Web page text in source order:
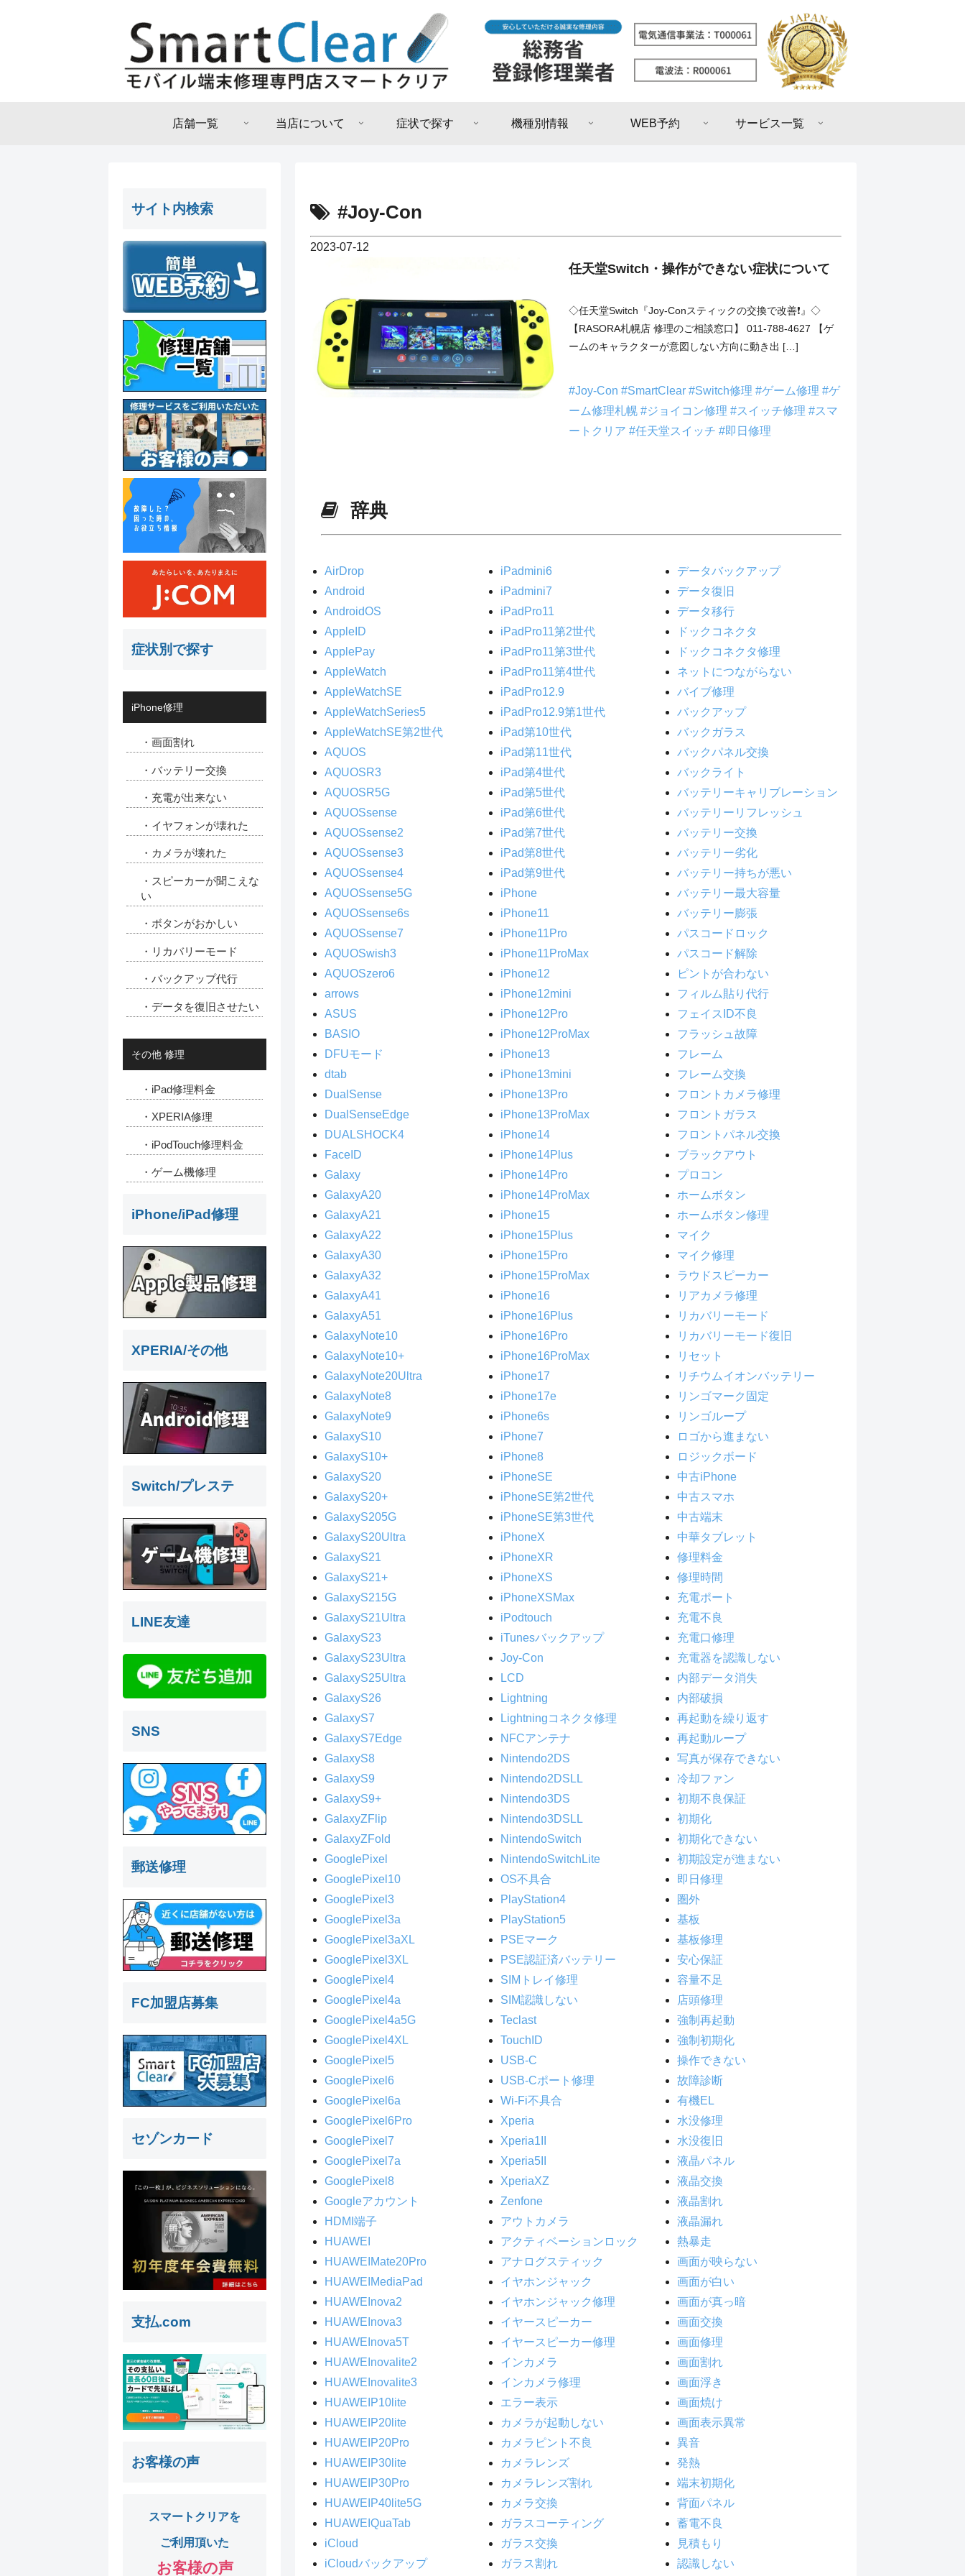
店舗一覧 当店について 症状で探す 機種別情報 WEB予約 サービス一覧
#Joy-Con
2023-07-12
任天堂Switch・操作ができない症状について
◇任天堂Switch『Joy-Conスティックの交換で改善❗️』◇
【RASORA札幌店 修理のご相談窓口】 011-788-4627 【ゲ
ームのキャラクターが意図しない方向に動き出 […]
#Joy-Con #SmartClear #Switch修理 #ゲーム修理 #ゲ
ーム修理札幌 #ジョイコン修理 #スイッチ修理 #スマ
ートクリア #任天堂スイッチ #即日修理
辞典
AirDrop
Android
AndroidOS
AppleID
ApplePay
AppleWatch
AppleWatchSE
AppleWatchSeries5
AppleWatchSE第2世代
AQUOS
AQUOSR3
AQUOSR5G
AQUOSsense
AQUOSsense2
AQUOSsense3
AQUOSsense4
AQUOSsense5G
AQUOSsense6s
AQUOSsense7
AQUOSwish3
AQUOSzero6
arrows
ASUS
BASIO
DFUモード
dtab
DualSense
DualSenseEdge
DUALSHOCK4
FaceID
Galaxy
GalaxyA20
GalaxyA21
GalaxyA22
GalaxyA30
GalaxyA32
GalaxyA41
GalaxyA51
GalaxyNote10
GalaxyNote10+
GalaxyNote20Ultra
GalaxyNote8
GalaxyNote9
GalaxyS10
GalaxyS10+
GalaxyS20
GalaxyS20+
GalaxyS205G
GalaxyS20Ultra
GalaxyS21
GalaxyS21+
GalaxyS215G
GalaxyS21Ultra
GalaxyS23
GalaxyS23Ultra
GalaxyS25Ultra
GalaxyS26
GalaxyS7
GalaxyS7Edge
GalaxyS8
GalaxyS9
GalaxyS9+
GalaxyZFlip
GalaxyZFold
GooglePixel
GooglePixel10
GooglePixel3
GooglePixel3a
GooglePixel3aXL
GooglePixel3XL
GooglePixel4
GooglePixel4a
GooglePixel4a5G
GooglePixel4XL
GooglePixel5
GooglePixel6
GooglePixel6a
GooglePixel6Pro
GooglePixel7
GooglePixel7a
GooglePixel8
Googleアカウント
HDMI端子
HUAWEI
HUAWEIMate20Pro
HUAWEIMediaPad
HUAWEInova2
HUAWEInova3
HUAWEInova5T
HUAWEInovalite2
HUAWEInovalite3
HUAWEIP10lite
HUAWEIP20lite
HUAWEIP20Pro
HUAWEIP30lite
HUAWEIP30Pro
HUAWEIP40lite5G
HUAWEIQuaTab
iCloud
iCloudバックアップ
iPadmini6
iPadmini7
iPadPro11
iPadPro11第2世代
iPadPro11第3世代
iPadPro11第4世代
iPadPro12.9
iPadPro12.9第1世代
iPad第10世代
iPad第11世代
iPad第4世代
iPad第5世代
iPad第6世代
iPad第7世代
iPad第8世代
iPad第9世代
iPhone
iPhone11
iPhone11Pro
iPhone11ProMax
iPhone12
iPhone12mini
iPhone12Pro
iPhone12ProMax
iPhone13
iPhone13mini
iPhone13Pro
iPhone13ProMax
iPhone14
iPhone14Plus
iPhone14Pro
iPhone14ProMax
iPhone15
iPhone15Plus
iPhone15Pro
iPhone15ProMax
iPhone16
iPhone16Plus
iPhone16Pro
iPhone16ProMax
iPhone17
iPhone17e
iPhone6s
iPhone7
iPhone8
iPhoneSE
iPhoneSE第2世代
iPhoneSE第3世代
iPhoneX
iPhoneXR
iPhoneXS
iPhoneXSMax
iPodtouch
iTunesバックアップ
Joy-Con
LCD
Lightning
Lightningコネクタ修理
NFCアンテナ
Nintendo2DS
Nintendo2DSLL
Nintendo3DS
Nintendo3DSLL
NintendoSwitch
NintendoSwitchLite
OS不具合
PlayStation4
PlayStation5
PSEマーク
PSE認証済バッテリー
SIMトレイ修理
SIM認識しない
Teclast
TouchID
USB-C
USB-Cポート修理
Wi-Fi不具合
Xperia
Xperia1II
Xperia5II
XperiaXZ
Zenfone
アウトカメラ
アクティベーションロック
アナログスティック
イヤホンジャック
イヤホンジャック修理
イヤースピーカー
イヤースピーカー修理
インカメラ
インカメラ修理
エラー表示
カメラが起動しない
カメラピント不良
カメラレンズ
カメラレンズ割れ
カメラ交換
ガラスコーティング
ガラス交換
ガラス割れ
データバックアップ
データ復旧
データ移行
ドックコネクタ
ドックコネクタ修理
ネットにつながらない
バイブ修理
バックアップ
バックガラス
バックパネル交換
バックライト
バッテリーキャリブレーション
バッテリーリフレッシュ
バッテリー交換
バッテリー劣化
バッテリー持ちが悪い
バッテリー最大容量
バッテリー膨張
パスコードロック
パスコード解除
ピントが合わない
フィルム貼り代行
フェイスID不良
フラッシュ故障
フレーム
フレーム交換
フロントカメラ修理
フロントガラス
フロントパネル交換
ブラックアウト
プロコン
ホームボタン
ホームボタン修理
マイク
マイク修理
ラウドスピーカー
リアカメラ修理
リカバリーモード
リカバリーモード復旧
リセット
リチウムイオンバッテリー
リンゴマーク固定
リンゴループ
ロゴから進まない
ロジックボード
中古iPhone
中古スマホ
中古端末
中華タブレット
修理料金
修理時間
充電ポート
充電不良
充電口修理
充電器を認識しない
内部データ消失
内部破損
再起動を繰り返す
再起動ループ
写真が保存できない
冷却ファン
初期不良保証
初期化
初期化できない
初期設定が進まない
即日修理
圏外
基板
基板修理
安心保証
容量不足
店頭修理
強制再起動
強制初期化
操作できない
故障診断
有機EL
水没修理
水没復旧
液晶パネル
液晶交換
液晶割れ
液晶漏れ
熱暴走
画面が映らない
画面が白い
画面が真っ暗
画面交換
画面修理
画面割れ
画面浮き
画面焼け
画面表示異常
異音
発熱
端末初期化
背面パネル
蓄電不良
見積もり
認識しない
サイト内検索
症状別で探す
iPhone修理
・画面割れ
・バッテリー交換
・充電が出来ない
・イヤフォンが壊れた
・カメラが壊れた
・スピーカーが聞こえな
い
・ボタンがおかしい
・リカバリーモード
・バックアップ代行
・データを復旧させたい
その他 修理
・iPad修理料金
・XPERIA修理
・iPodTouch修理料金
・ゲーム機修理
iPhone/iPad修理
XPERIA/その他
Switch/プレステ
LINE友達
SNS
郵送修理
FC加盟店募集
セゾンカード
支払.com
お客様の声
スマートクリアを
ご利用頂いた
お客様の声